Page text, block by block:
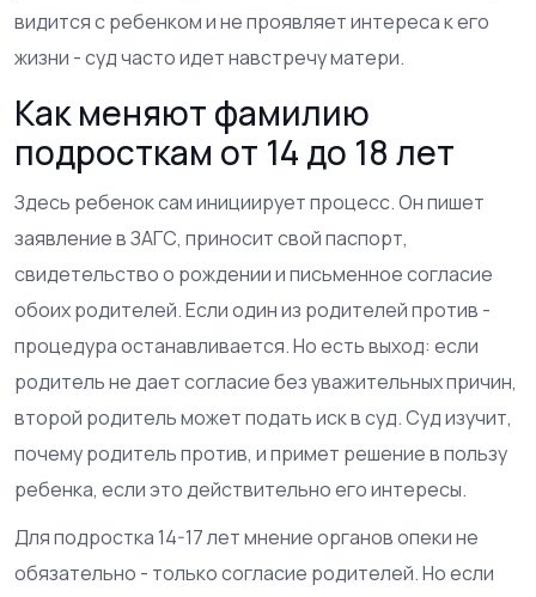
видится с ребенком и не проявляет интереса к его
жизни - суд часто идет навстречу матери.
Как меняют фамилию
подросткам от 14 до 18 лет
Здесь ребенок сам инициирует процесс. Он пишет
заявление в ЗАГС, приносит свой паспорт,
свидетельство о рождении и письменное согласие
обоих родителей. Если один из родителей против -
процедура останавливается. Но есть выход: если
родитель не дает согласие без уважительных причин,
второй родитель может подать иск в суд. Суд изучит,
почему родитель против, и примет решение в пользу
ребенка, если это действительно его интересы.
Для подростка 14-17 лет мнение органов опеки не
обязательно - только согласие родителей. Но если